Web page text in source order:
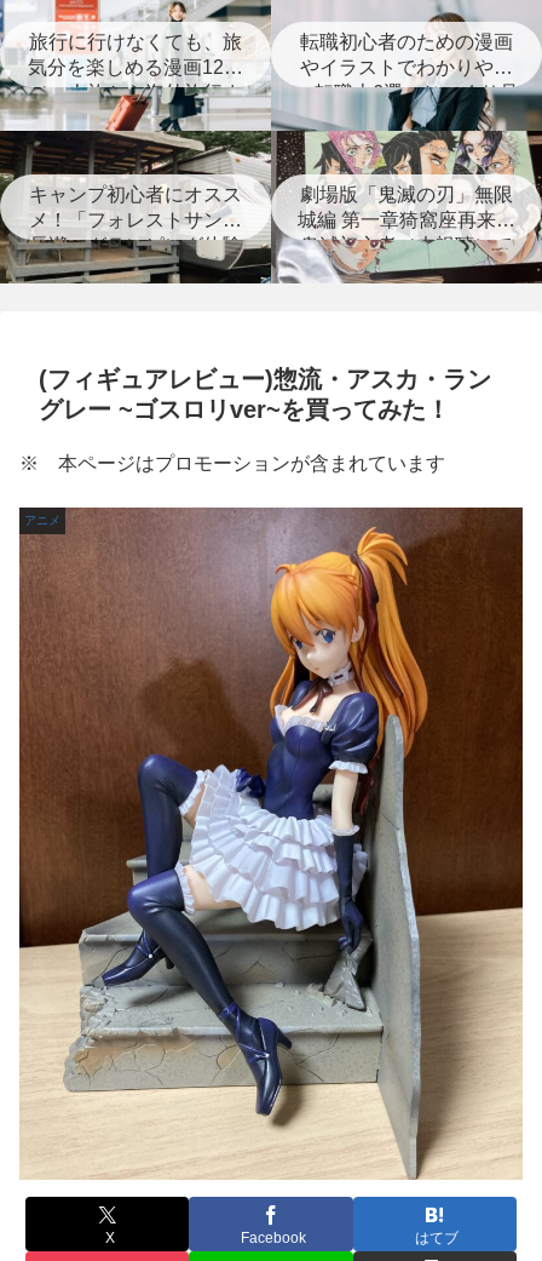
旅行に行けなくても、旅
気分を楽しめる漫画12選
（一人旅から海外旅行ま
で）
転職初心者のための漫画
やイラストでわかりやす
い転職本6選＋じっくり見
つめなおす本3選
キャンプ初心者にオスス
メ！「フォレストサンズ
長瀞」グランピング体験
レポート
劇場版「鬼滅の刃」無限
城編 第一章猗窩座再来は
鬼滅初心者（未視聴）で
も楽しめる？
(フィギュアレビュー)惣流・アスカ・ラン
グレー ~ゴスロリver~を買ってみた！
※ 本ページはプロモーションが含まれています
アニメ
X Facebook はてブ